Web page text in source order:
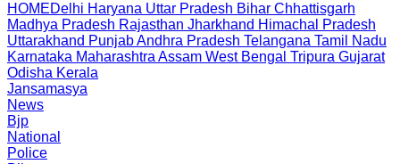
HOMEDelhi Haryana Uttar Pradesh Bihar Chhattisgarh
Madhya Pradesh Rajasthan Jharkhand Himachal Pradesh
Uttarakhand PunjabAndhra Pradesh Telangana Tamil Nadu
Karnataka Maharashtra Assam West Bengal Tripura Gujarat
Odisha Kerala
Jansamasya
News
Bjp
National
Police